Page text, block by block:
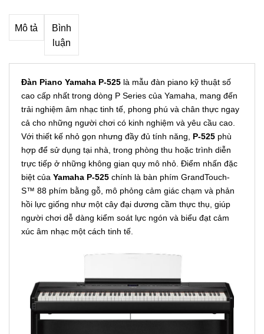
Mô tả
Bình
luận
Đàn Piano Yamaha P-525 là mẫu đàn piano kỹ thuật số
cao cấp nhất trong dòng P Series của Yamaha, mang đến
trải nghiệm âm nhạc tinh tế, phong phú và chân thực ngay
cả cho những người chơi có kinh nghiệm và yêu cầu cao.
Với thiết kế nhỏ gọn nhưng đầy đủ tính năng, P-525 phù
hợp để sử dụng tại nhà, trong phòng thu hoặc trình diễn
trực tiếp ở những không gian quy mô nhỏ. Điểm nhấn đặc
biệt của Yamaha P-525 chính là bàn phím GrandTouch-
S™ 88 phím bằng gỗ, mô phỏng cảm giác chạm và phản
hồi lực giống như một cây đại dương cầm thực thụ, giúp
người chơi dễ dàng kiểm soát lực ngón và biểu đạt cảm
xúc âm nhạc một cách tinh tế.